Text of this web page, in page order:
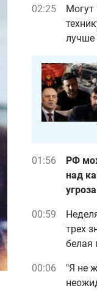
02:25
Могут
лучше
01:56
РФ
над
00:59
трех
белая
00:06
"Я не